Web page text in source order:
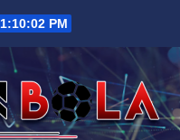
1:10:03 PM